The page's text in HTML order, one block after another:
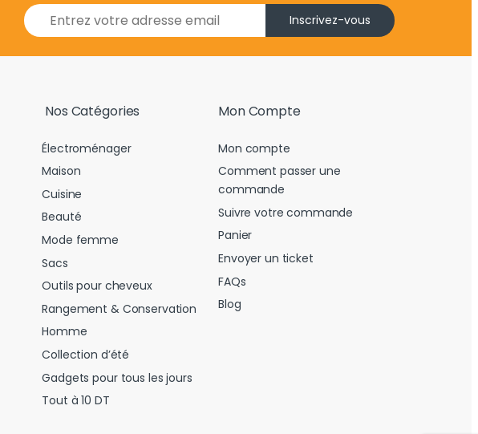
E
m
i
Inscrivez-vous
Nos Catégories
Électroménager
Maison
Cuisine
Beauté
Mode femme
Sacs
Outils pour cheveux
Rangement & Conservation
Homme
Collection d’été
Gadgets pour tous les jours
Tout à 10 DT
Mon Compte
Mon compte
Comment passer une
commande
Suivre votre commande
Panier
Envoyer un ticket
FAQs
Blog